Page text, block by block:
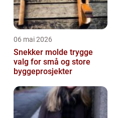
06 mai 2026
Snekker molde trygge
valg for små og store
byggeprosjekter